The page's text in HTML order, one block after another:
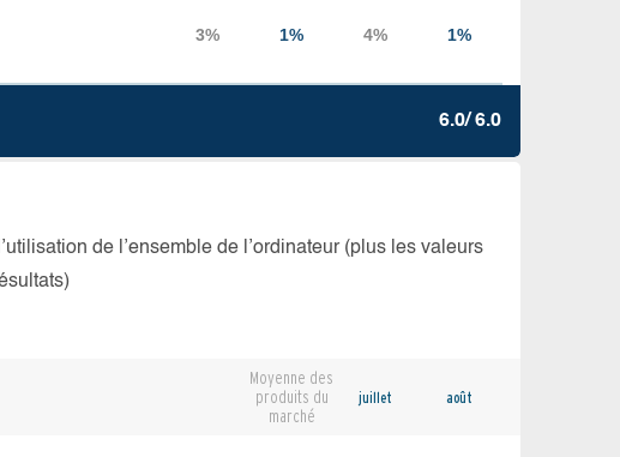
6.0/ 6.0
de l’ensemble de l’ordinateur (plus les valeurs
Moyenne des
produits du
marché
juillet août